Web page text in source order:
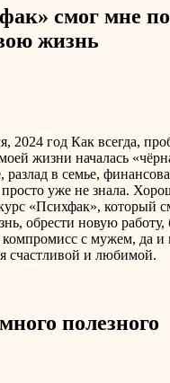
смог мне
жизнь
2024 год Как всегда,
жизни началась
разлад в семье,
уже не знала.
«Психфак», который
обрести новую работу,
с мужем, да и
счастливой и любимой.
полезного